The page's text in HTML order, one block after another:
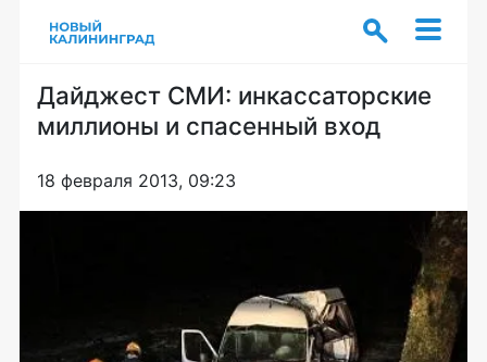
Дайджест СМИ: инкассаторские
миллионы и спасенный вход
18 февраля 2013, 09:23